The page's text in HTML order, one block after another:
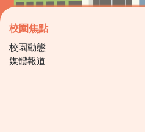
校園焦點
校園動態
媒體報道